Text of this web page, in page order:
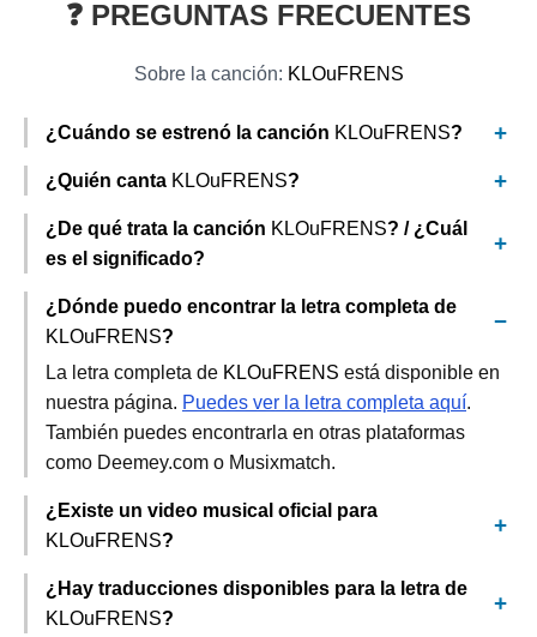
❓ PREGUNTAS FRECUENTES
Sobre la canción: KLOuFRENS
¿Cuándo se estrenó la canción KLOuFRENS?
¿Quién canta KLOuFRENS?
¿De qué trata la canción KLOuFRENS? / ¿Cuál
es el significado?
¿Dónde puedo encontrar la letra completa de
KLOuFRENS?
La letra completa de KLOuFRENS está disponible en
nuestra página. Puedes ver la letra completa aquí.
También puedes encontrarla en otras plataformas
como Deemey.com o Musixmatch.
¿Existe un video musical oficial para
KLOuFRENS?
¿Hay traducciones disponibles para la letra de
KLOuFRENS?